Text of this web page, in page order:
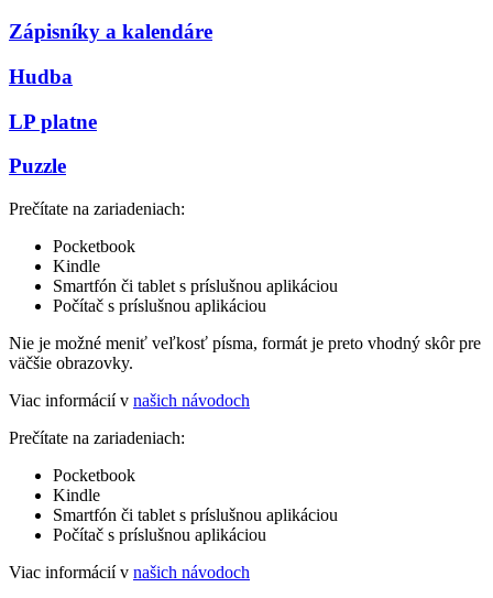
Zápisníky a kalendáre
Hudba
LP platne
Puzzle
Prečítate na zariadeniach:
Pocketbook
Kindle
Smartfón či tablet s príslušnou aplikáciou
Počítač s príslušnou aplikáciou
Nie je možné meniť veľkosť písma, formát je preto vhodný skôr pre
väčšie obrazovky.
Viac informácií v našich návodoch
Prečítate na zariadeniach:
Pocketbook
Kindle
Smartfón či tablet s príslušnou aplikáciou
Počítač s príslušnou aplikáciou
Viac informácií v našich návodoch